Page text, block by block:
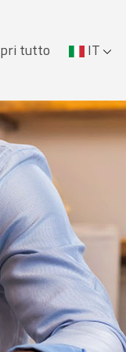
tutto IT